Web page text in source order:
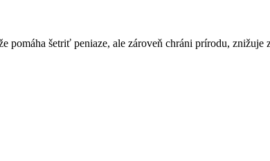
šetriť peniaze, ale zároveň chráni prírodu,